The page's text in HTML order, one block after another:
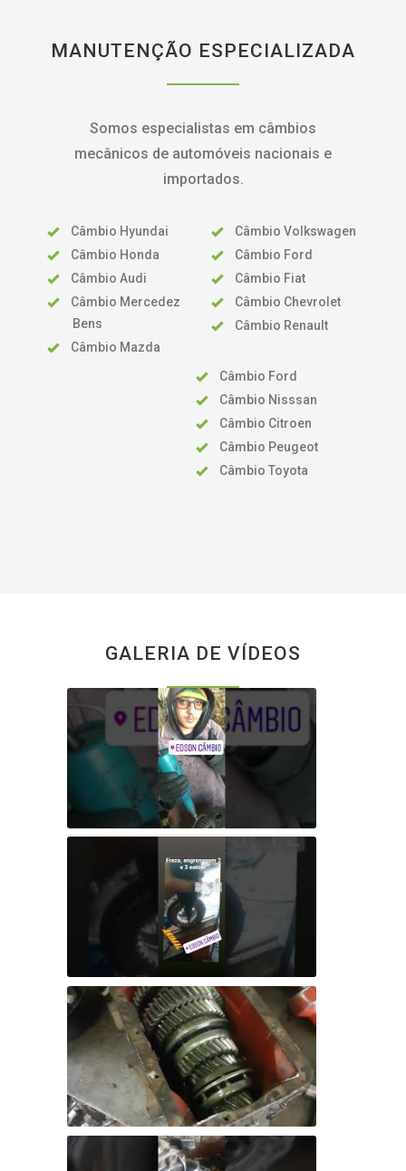
MANUTENÇÃO ESPECIALIZADA
Somos especialistas em câmbios
mecânicos de automóveis nacionais e
importados.
Câmbio Hyundai
Câmbio Honda
Câmbio Audi
Câmbio Mercedez
Bens
Câmbio Mazda
Câmbio Volkswagen
Câmbio Ford
Câmbio Fiat
Câmbio Chevrolet
Câmbio Renault
Câmbio Ford
Câmbio Nisssan
Câmbio Citroen
Câmbio Peugeot
Câmbio Toyota
GALERIA DE VÍDEOS
Manutenção em Câmbios
Manutenção em Câmbios
Manutenção em Câmbios